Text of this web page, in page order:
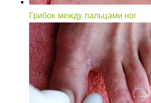
Грибок между пальцами ног